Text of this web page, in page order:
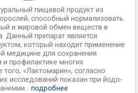
пищевой продукт из
способный нормализовать
и жировой обмен веществ в
Данный препарат является
который находит применение
медицине для сохранения
профилактике многих
«Лактомарин», согласно
исследований показан при йодо-
подробнее